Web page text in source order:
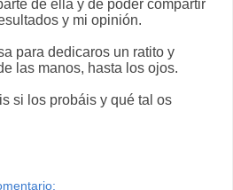
de ella y de poder compartir
y mi opinión.
para dedicaros un ratito y
las manos, hasta los ojos.
si los probáis y qué tal os